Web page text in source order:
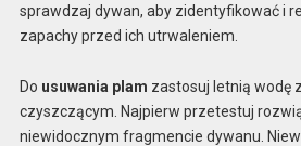
sprawdzaj dywan, aby zidentyfikować i
zapachy przed ich utrwaleniem.
Do usuwania plam zastosuj letnią wodę
czyszczącym. Najpierw przetestuj
niewidocznym fragmencie dywanu.